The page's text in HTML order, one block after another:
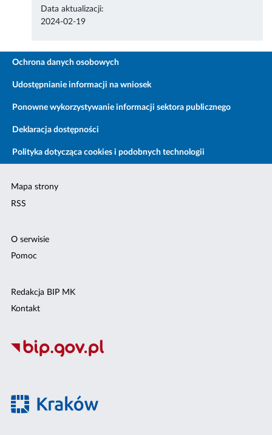
Data aktualizacji:
2024-02-19
Ochrona danych osobowych
Udostępnianie informacji na wniosek
Ponowne wykorzystywanie informacji sektora publicznego
Deklaracja dostępności
Polityka dotycząca cookies i podobnych technologii
Mapa strony
RSS
O serwisie
Pomoc
Redakcja BIP MK
Kontakt